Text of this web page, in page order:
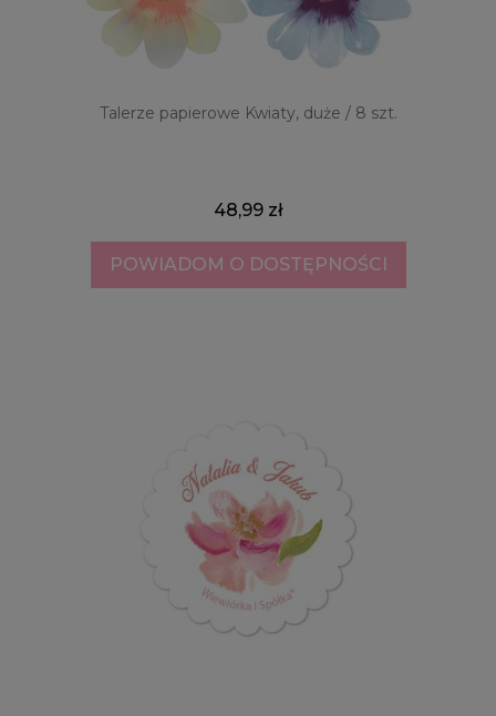
Talerze papierowe Kwiaty, duże / 8 szt.
48,99 zł
POWIADOM O DOSTĘPNOŚCI